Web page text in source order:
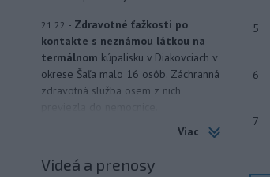
21:22 - Zdravotné ťažkosti po
kontakte s neznámou látkou na
termálnom kúpalisku v Diakovciach v
okrese Šaľa malo 16 osôb. Záchranná
zdravotná služba osem z nich
Ugandský parlament vo
ugandských vojakovdo
Viac
Videá a prenosy
5
6
7